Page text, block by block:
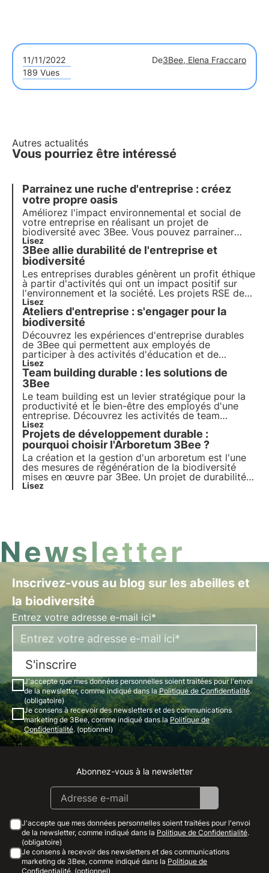
11/11/2022 De3Bee, Elena Fraccaro
189 Vues
Autres actualités
Vous pourriez être intéressé
Parrainez une ruche d'entreprise : créez
votre propre oasis
Améliorez l'impact environnemental et social de
votre entreprise en réalisant un projet de
biodiversité avec 3Bee. Vous pouvez parrainer
votre ruche d'entreprise chez un apiculteur ou bien
installer des ruches sur votre terrain. Devenez un
champion de la protection de la biodiversité avec
3Bee.
Lisez
3Bee allie durabilité de l'entreprise et
biodiversité
Les entreprises durables génèrent un profit éthique
à partir d'activités qui ont un impact positif sur
l'environnement et la société. Les projets RSE de
3Bee régénèrent la biodiversité. Découvrez
comment être (plus) durable et comment protéger
la biodiversité en impliquant vos employés.
Lisez
Ateliers d'entreprise : s'engager pour la
biodiversité
Découvrez les expériences d'entreprise durables
de 3Bee qui permettent aux employés de
participer à des activités d'éducation et de
sensibilisation à l'environnement. Des ateliers
d'apiculture et de plantation aux dégustations sur
la biodiversité, améliorez l'engagement et
promouvez la durabilité.
Lisez
Team building durable : les solutions de
3Bee
Le team building est un levier stratégique pour la
productivité et le bien-être des employés d'une
entreprise. Découvrez les activités de team
building durable de 3Bee axées sur le
développement des compétences professionnelles
et individuelles, la formation ESG et la
responsabilité environnementale.
Lisez
Projets de développement durable :
pourquoi choisir l'Arboretum 3Bee ?
La création et la gestion d'un arboretum est l'une
des mesures de régénération de la biodiversité
mises en œuvre par 3Bee. Un projet de durabilité
d'entreprise mesuré via des tableaux de bord, pour
Lisez
Newsletter
Inscrivez-vous au blog sur les abeilles et
la biodiversité
Entrez votre adresse e-mail ici*
S'inscrire
J'accepte que mes données personnelles soient traitées pour l'envoi
de la newsletter, comme indiqué dans la Politique de Confidentialité.
(obligatoire)
Je consens à recevoir des newsletters et des communications
marketing de 3Bee, comme indiqué dans la Politique de
Confidentialité. (optionnel)
Instagram
Facebook
Linkedin
Youtube
Abonnez-vous à la newsletter
J'accepte que mes données personnelles soient traitées pour l'envoi
de la newsletter, comme indiqué dans la Politique de Confidentialité.
(obligatoire)
Je consens à recevoir des newsletters et des communications
marketing de 3Bee, comme indiqué dans la Politique de
Confidentialité. (optionnel)